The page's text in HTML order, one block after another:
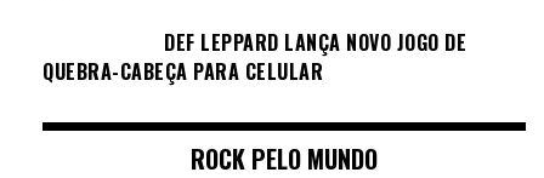
DEF LEPPARD LANÇA NOVO JOGO DE
QUEBRA-CABEÇA PARA CELULAR
ROCK PELO MUNDO